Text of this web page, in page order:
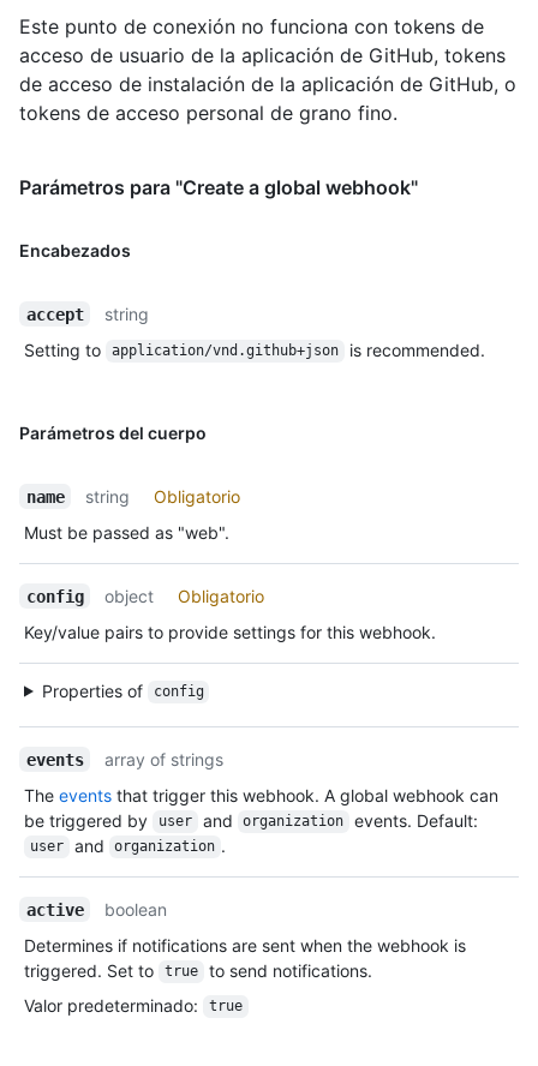
Este punto de conexión no funciona con tokens de
acceso de usuario de la aplicación de GitHub, tokens
de acceso de instalación de la aplicación de GitHub, o
tokens de acceso personal de grano fino.
Parámetros para "Create a global webhook"
Encabezados
accept
string
Setting to
application/vnd.github+json is recommended.
Parámetros del cuerpo
name string
Obligatorio
Must be passed as "web".
config object
Obligatorio
Key/value pairs to provide settings for this webhook.
Properties of config
events
array of strings
The events that trigger this webhook. A global webhook can
be triggered by
user and organization events. Default:
user and organization .
active
boolean
Determines if notifications are sent when the webhook is
triggered. Set to
true
to send notifications.
Valor predeterminado: true